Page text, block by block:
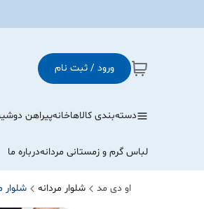
ورود / ثبت نام
دسته‌بندی کالاهاخانهپیراهن
لباس گرم و زمستانی مردانهدرباره ما
او دی مد شلوار مردانه شلوار